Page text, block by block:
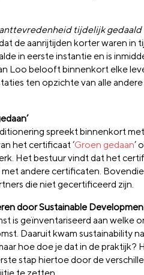
tijdelijk gedaald
de aanrijtijden korter waren in
in eerste instantie en is
Loo belooft binnenkort elke
ten opzichte van alle andere
spreekt binnenkort
het certificaat ‘Groen gedaan’
Het bestuur vindt dat het
andere certificaten.
die niet gecertificeerd zijn.
door Sustainable
is geïnventariseerd aan welke
Daaruit kwam sustainability
hoe doe je dat in de praktijk?
stap hiertoe door de